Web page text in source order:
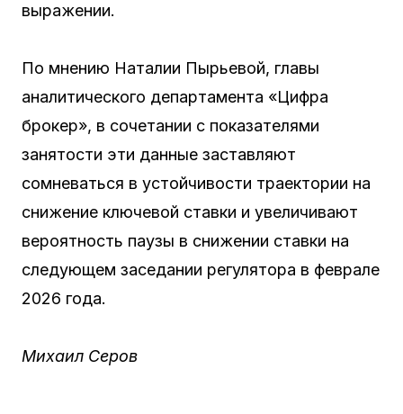
выражении.
По мнению Наталии Пырьевой, главы
аналитического департамента «Цифра
брокер», в сочетании с показателями
занятости эти данные заставляют
сомневаться в устойчивости траектории на
снижение ключевой ставки и увеличивают
вероятность паузы в снижении ставки на
следующем заседании регулятора в феврале
2026 года.
Михаил Серов